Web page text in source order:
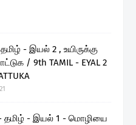
- இயல் 2 , உயிருக்கு
/ 9th TAMIL - EYAL 2
- தமிழ் - இயல் 1 - மொழியை